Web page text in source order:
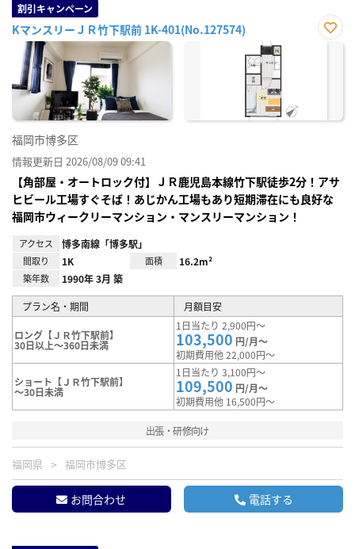
割引キャンペーン
KマンスリーＪＲ竹下駅前 1K-401(No.127574)
お気
福岡市博多区
情報更新日 2026/08/09 09:41
【角部屋・オートロック付】ＪＲ鹿児島本線竹下駅徒歩2分！アサ
ヒビール工場すぐそば！あじかん工場もあり短期滞在にも良好な
福岡市ウィークリーマンション・マンスリーマンション！
アクセス 博多南線「博多駅」
間取り 1K 面積 16.2m²
築年数 1990年 3月 築
プラン名・期間 月額目安
ロング【ＪＲ竹下駅前】
30日以上～360日未満
1日当たり 2,900円～
103,500 円/月～
初期費用他 22,000円～
ショート【ＪＲ竹下駅前】
～30日未満
1日当たり 3,100円～
109,500 円/月～
初期費用他 16,500円～
出張・研修向け
福岡県 福岡市博多区
お問合わせ 電話する